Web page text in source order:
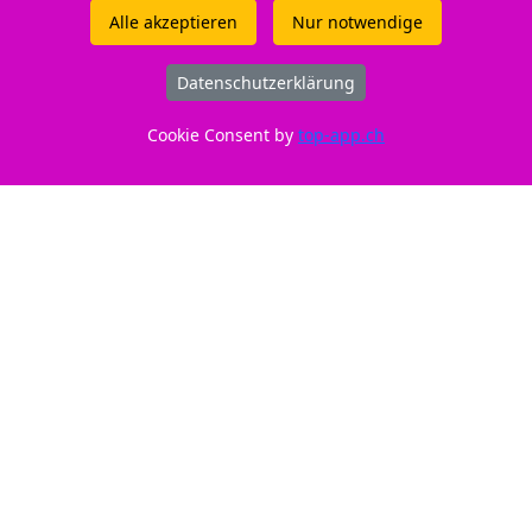
Envy 6430 e - HP DeskJet 2755 e - HP Envy Pro 6420 - HP DeskJet
- HP Envy Pro 6400 - HP DeskJet 2724 - HP DeskJet 2723 - HP
Plus 4100 Series - HP Envy 6055 - HP DeskJet 2720 e - HP
Envy 6012 - HP DeskJet 2810 e - HP DeskJet 2732 - HP DeskJet
DeskJet Plus 4121 - HP DeskJet Plus 4100 - HP DeskJet 4200
HP DeskJet 2710 - HP DeskJet 2721 - HP Envy 6022 e - HP
2700 Series - - HP DeskJet Plus 4155 - HP DeskJet Plus 4110 - HP
Alle akzeptieren Nur notwendige
Datenschutzerklärung
Cookie Consent by top-app.ch